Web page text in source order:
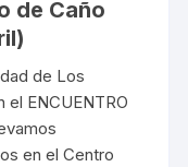
de Caño
de Los
el ENCUENTRO
en el Centro